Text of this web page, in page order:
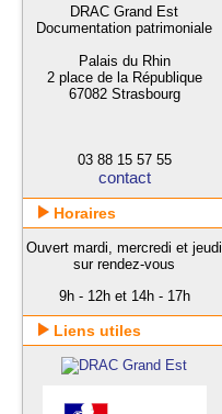
DRAC Grand Est
Documentation patrimoniale
Palais du Rhin
2 place de la République
67082 Strasbourg
03 88 15 57 55
contact
Horaires
Ouvert mardi, mercredi et jeudi
sur rendez-vous
9h - 12h et 14h - 17h
Liens utiles